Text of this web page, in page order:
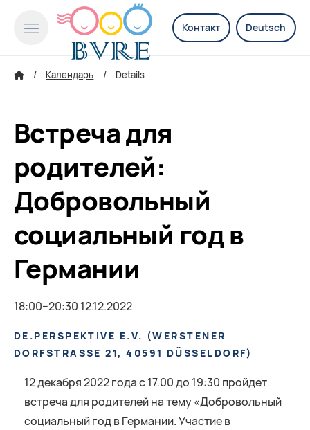
Контакт Deutsch
Календарь Details
Встреча для
родителей:
Добровольный
социальный год в
Германии
18:00–20:30 12.12.2022
DE.PERSPEKTIVE E.V. (WERSTENER
DORFSTRASSE 21, 40591 DÜSSELDORF
)
12 декабря 2022 года с 17.00 до 19:30 пройдет
встреча для родителей на тему «Добровольный
социальный год в Германии. Участие в